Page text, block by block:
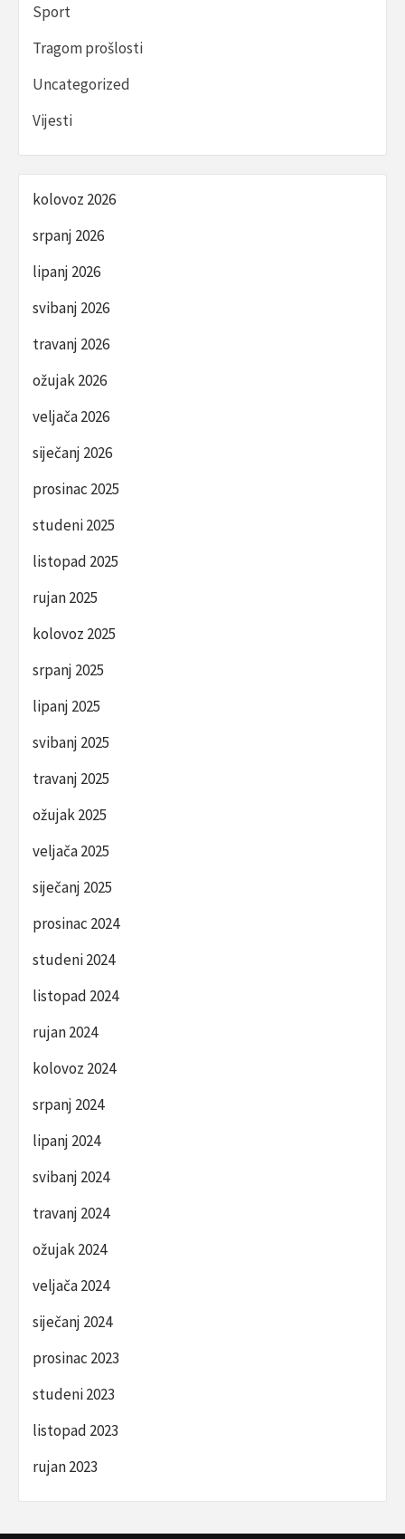
Sport
Tragom prošlosti
Uncategorized
Vijesti
kolovoz 2026
srpanj 2026
lipanj 2026
svibanj 2026
travanj 2026
ožujak 2026
veljača 2026
siječanj 2026
prosinac 2025
studeni 2025
listopad 2025
rujan 2025
kolovoz 2025
srpanj 2025
lipanj 2025
svibanj 2025
travanj 2025
ožujak 2025
veljača 2025
siječanj 2025
prosinac 2024
studeni 2024
listopad 2024
rujan 2024
kolovoz 2024
srpanj 2024
lipanj 2024
svibanj 2024
travanj 2024
ožujak 2024
veljača 2024
siječanj 2024
prosinac 2023
studeni 2023
listopad 2023
rujan 2023